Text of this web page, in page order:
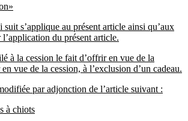
s’applique au présent article ainsi qu’aux
du présent article.
à la cession le fait d’offrir en vue de la
vue de la cession, à l’exclusion d’un cadeau.
par adjonction de l’article suivant :
à chiots